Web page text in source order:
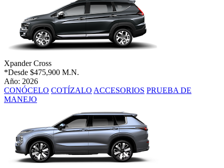
Xpander Cross
*Desde $475,900 M.N.
Año: 2026
CONÓCELO COTÍZALO ACCESORIOS PRUEBA DE
MANEJO